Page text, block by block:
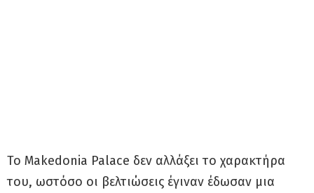
Το Makedonia Palace δεν αλλάξει το χαρακτήρα
του, ωστόσο οι βελτιώσεις έγιναν έδωσαν μια